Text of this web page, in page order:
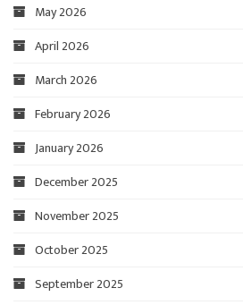
May 2026
April 2026
March 2026
February 2026
January 2026
December 2025
November 2025
October 2025
September 2025